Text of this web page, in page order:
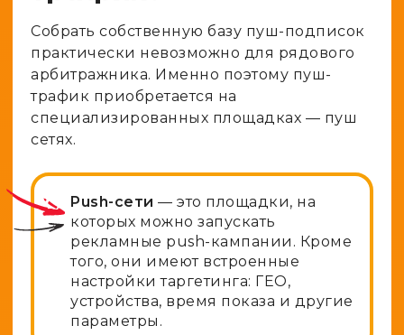
Собрать собственную базу пуш-подписок
практически невозможно для рядового
арбитражника. Именно поэтому пуш-
трафик приобретается на
специализированных площадках — пуш
сетях.
Push-сети — это площадки, на
которых можно запускать
рекламные push-кампании. Кроме
того, они имеют встроенные
настройки таргетинга: ГЕО,
устройства, время показа и другие
параметры.